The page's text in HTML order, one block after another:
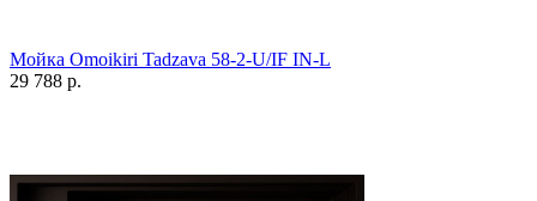
Мойка Omoikiri Tadzava 58-2-U/IF IN-L
29 788 р.